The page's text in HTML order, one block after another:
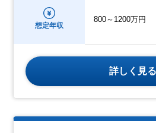
想定年収
800～1200万円
詳しく見る